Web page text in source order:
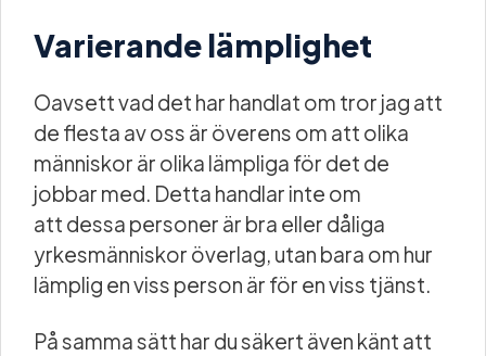
Varierande lämplighet
Oavsett vad det har handlat om tror jag att
de flesta av oss är överens om att olika
människor är olika lämpliga för det de
jobbar med. Detta handlar inte om
att dessa personer är bra eller dåliga
yrkesmänniskor överlag, utan bara om hur
lämplig en viss person är för en viss tjänst.
På samma sätt har du säkert även känt att